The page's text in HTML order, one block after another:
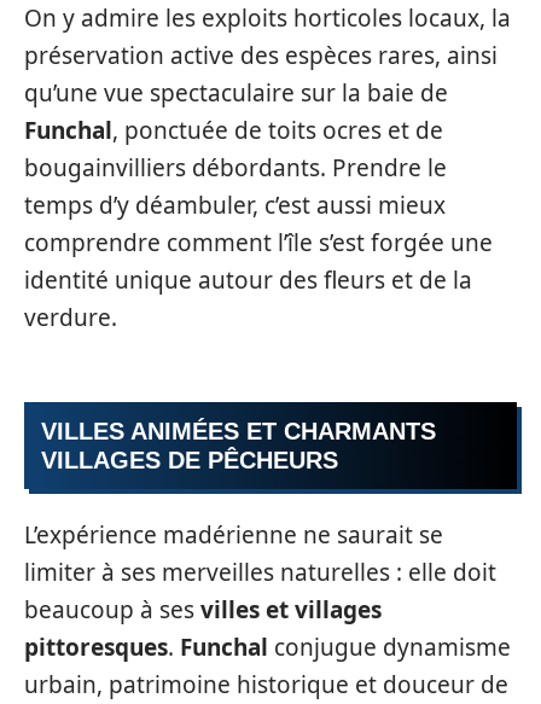
On y admire les exploits horticoles locaux, la
préservation active des espèces rares, ainsi
qu’une vue spectaculaire sur la baie de
Funchal, ponctuée de toits ocres et de
bougainvilliers débordants. Prendre le
temps d’y déambuler, c’est aussi mieux
comprendre comment l’île s’est forgée une
identité unique autour des fleurs et de la
verdure.
VILLES ANIMÉES ET CHARMANTS
VILLAGES DE PÊCHEURS
L’expérience madérienne ne saurait se
limiter à ses merveilles naturelles : elle doit
beaucoup à sesvilles et villages
pittoresques. Funchal conjugue dynamisme
urbain, patrimoine historique et douceur de